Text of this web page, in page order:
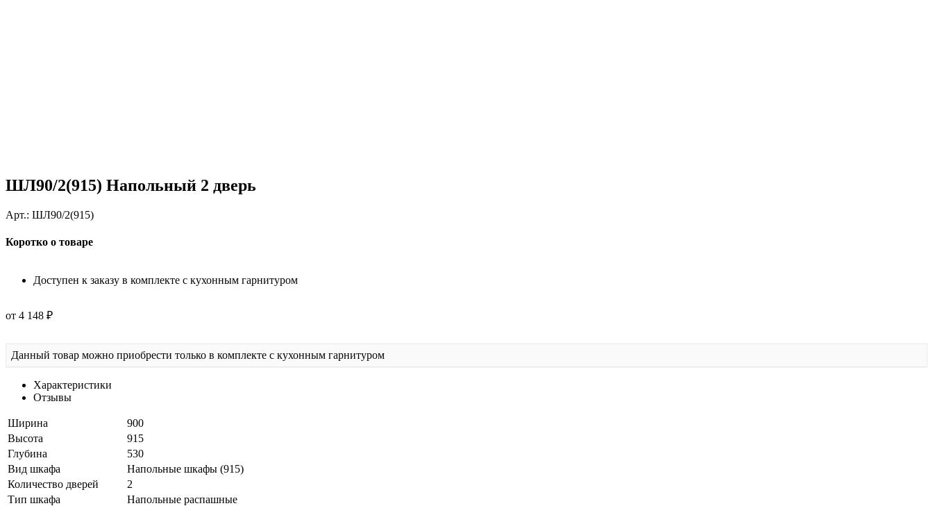
ШЛ90/2(915) Напольный 2 дверь
Арт.: ШЛ90/2(915)
Коротко о товаре
Доступен к заказу в комплекте с кухонным гарнитуром
от 4 148 ₽
Данный товар можно приобрести только в комплекте с кухонным гарнитуром
Характеристики
Отзывы
Ширина
900
Высота
915
Глубина
530
Вид шкафа
Напольные шкафы (915)
Количество дверей
2
Тип шкафа
Напольные распашные